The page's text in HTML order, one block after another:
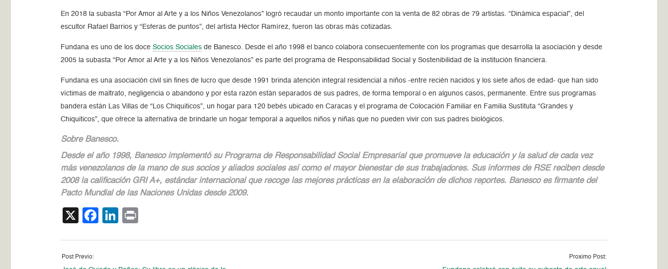
En 2018 la subasta “Por Amor al Arte y a los Niños Venezolanos” logró recaudar un monto importante con la venta de 82 obras de 79 artistas. “Dinámica espacial”, del
escultor Rafael Barrios y “Esferas de puntos”, del artista Héctor Ramírez, fueron las obras más cotizadas.
Fundana es uno de los doceSocios Sociales de Banesco.
Desde el año 1998 el banco colabora consecuentemente con los programas que desarrolla la asociación y desde
2005 la subasta “Por Amor al Arte y a los Niños Venezolanos” es parte del programa de Responsabilidad Social y Sostenibilidad de la institución financiera.
Fundana es una asociación civil sin fines de lucro que desde 1991 brinda atención integral residencial a niños -entre recién nacidos y los siete años de edad- que han sido
víctimas de maltrato, negligencia o abandono y por esta razón están separados de sus padres, de forma temporal o en algunos casos, permanente. Entre sus programas
bandera están Las Villas de “Los Chiquiticos”, un hogar para 120 bebés ubicado en Caracas y el programa de Colocación Familiar en Familia Sustituta “Grandes y
Chiquiticos”, que ofrece la alternativa de brindarle un hogar temporal a aquellos niños y niñas que no pueden vivir con sus padres biológicos.
Sobre Banesco.
Desde el año 1998, Banesco implementó su Programa de Responsabilidad Social Empresarial que promueve la educación y la salud de cada vez
más venezolanos de la mano de sus socios y aliados sociales así como el mayor bienestar de sus trabajadores. Sus informes de RSE reciben desde
2008 la calificación GRI A+, estándar internacional que recoge las mejores prácticas en la elaboración de dichos reportes. Banesco es firmante del
Pacto Mundial de las Naciones Unidas desde 2009.
X Facebook
LinkedIn
Post Previo: Proximo Post: